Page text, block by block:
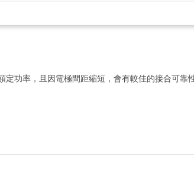
功率，且因電極間距縮短，會有較佳的接合可靠性